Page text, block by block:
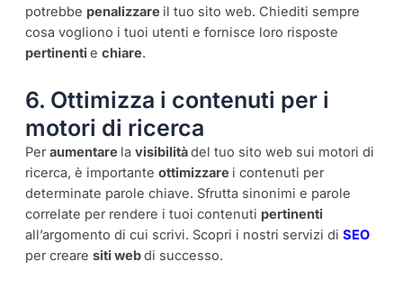
potrebbe penalizzare il tuo sito web. Chiediti sempre
cosa vogliono i tuoi utenti e fornisce loro risposte
pertinenti e chiare.
6. Ottimizza i contenuti per i
motori di ricerca
Peraumentare la visibilitàdel tuo sito web sui motori di
ricerca, è importante ottimizzare i contenuti per
determinate parole chiave. Sfrutta sinonimi e parole
correlate per rendere i tuoi contenuti pertinenti
all’argomento di cui scrivi. Scopri i nostri servizi di SEO
per creare siti webdi successo.